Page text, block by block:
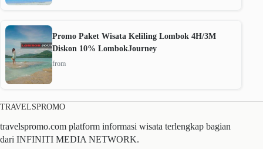
Promo Paket Wisata Keliling Lombok 4H/3M
Diskon 10% LombokJourney
from
TRAVELSPROMO
travelspromo.com platform informasi wisata terlengkap bagian
dari INFINITI MEDIA NETWORK.